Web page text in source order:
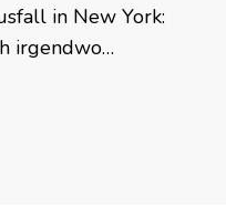
in New York:
irgendwo…